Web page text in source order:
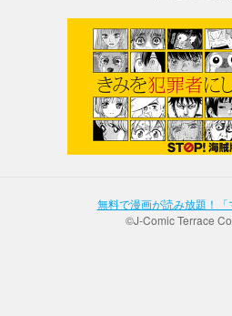
無料で漫画が読み放題！「
©J-Comic Terrace